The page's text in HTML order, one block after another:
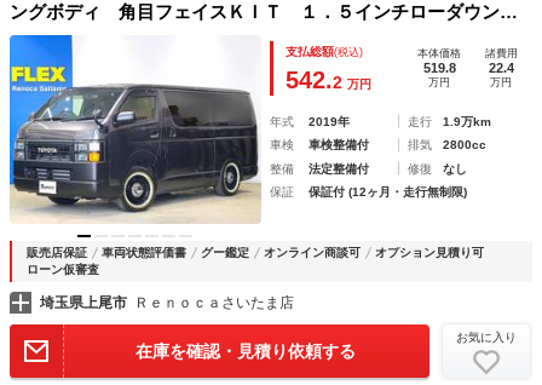
ングボディ 角目フェイスＫＩＴ １．５インチローダウンＫ
ＩＴ 玄武ストロークストッパー ＤＥＡＮ１６インチＡＷ
リボンタイヤ 純正ＳＤナビ ＥＴＣ バックカメラ ＫＮＯ
ＴＲＥＣＯＲＤＳベッドキット
支払総額(税込)
542.2 万円
本体価格
519.8
万円
諸費用
22.4
万円
年式 2019年 走行
1.9万km
車検
車検整備付 排気
2800cc
整備
法定整備付 修復
なし
保証
保証付 (12ヶ月・走行無制限)
販売店保証 車両状態評価書 グー鑑定 オンライン商談可
オプション見積り可
ローン仮審査
埼玉県上尾市 Ｒｅｎｏｃａさいたま店
在庫を確認・見積り依頼する
お気に入り